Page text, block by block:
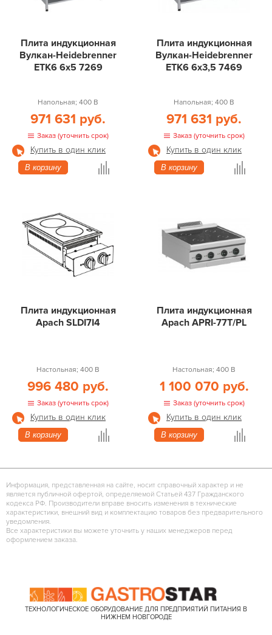
Плита индукционная
Вулкан-Heidebrenner
ETK6 6х5 7269
Напольная; 400 В
971 631 руб.
Заказ (уточнить срок)
Купить в один клик
В корзину
Плита индукционная
Вулкан-Heidebrenner
ETK6 6х3,5 7469
Напольная; 400 В
971 631 руб.
Заказ (уточнить срок)
Купить в один клик
В корзину
Плита индукционная
Apach SLDI7I4
Настольная; 400 В
996 480 руб.
Заказ (уточнить срок)
Купить в один клик
В корзину
Плита индукционная
Apach APRI-77T/PL
Настольная; 400 В
1 100 070 руб.
Заказ (уточнить срок)
Купить в один клик
В корзину
Информация, представленная на сайте, носит справочный характер и не
является публичной офертой, определяемой Статьей 437 Гражданского
кодекса РФ. Производители вправе вносить изменения в технические
характеристики, внешний вид и комплектацию товаров без предварительного
уведомления.
Все характеристики вы можете уточнить у наших менеджеров перед
оформлением заказа.
ТЕХНОЛОГИЧЕСКОЕ ОБОРУДОВАНИЕ ДЛЯ ПРЕДПРИЯТИЙ ПИТАНИЯ В
НИЖНЕМ НОВГОРОДЕ